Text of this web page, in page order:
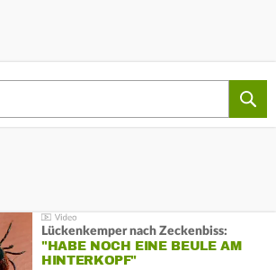
Lückenkemper nach Zeckenbiss:
"HABE NOCH EINE BEULE AM
HINTERKOPF"